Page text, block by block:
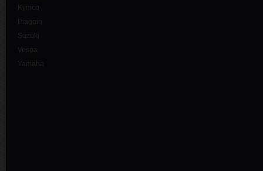
Kymco
Piaggio
Suzuki
Vespa
Yamaha